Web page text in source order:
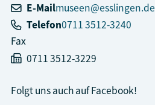
E-Mailmuseen@esslingen.de
Telefon0711 3512-3240
Fax
0711 3512-3229
Folgt uns auch auf Facebook!